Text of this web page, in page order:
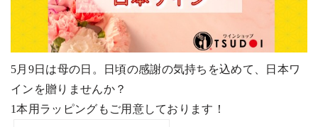
5月 9日は母の日。日頃の感謝の気持ちを込めて、日本ワ
インを贈りませんか？
1本用ラッピングもご用意しております！